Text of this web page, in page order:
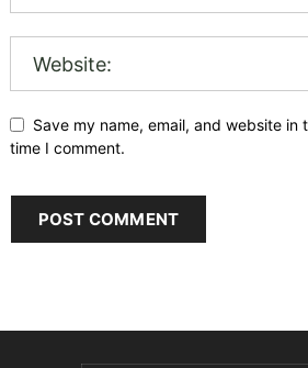
Save my name, email, and website
time I comment.